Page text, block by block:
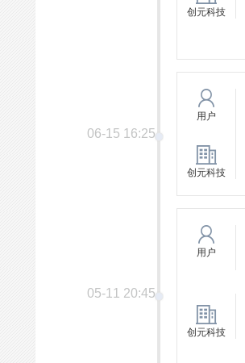
创元科技
06-15 16:25
用户
创元科技
05-11 20:45
用户
创元科技